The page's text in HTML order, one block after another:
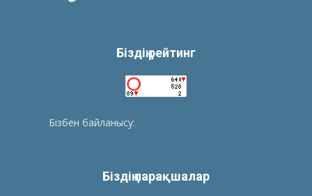
Біздің рейтинг
Бізбен байланысу:
Біздің парақшалар